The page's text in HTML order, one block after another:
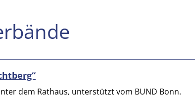
dem Rathaus, unterstützt vom BUND Bonn.